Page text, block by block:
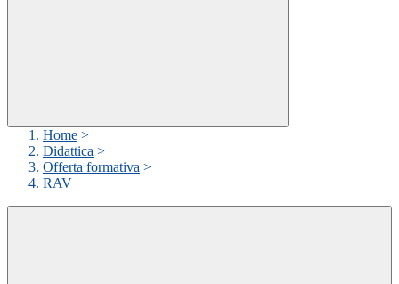
Home >
Didattica >
Offerta formativa >
RAV